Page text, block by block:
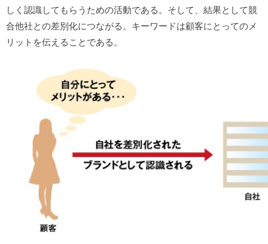
しく認識してもらうための活動である。そして、結果として競
合他社との差別化につながる。キーワードは顧客にとってのメ
リットを伝えることである。